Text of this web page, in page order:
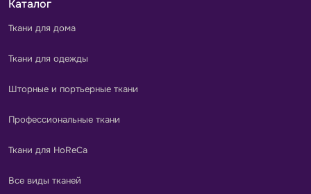
Каталог
Ткани для дома
Ткани для одежды
Шторные и портьерные ткани
Профессиональные ткани
Ткани для HoReCa
Все виды тканей